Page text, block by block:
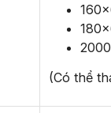
(Có thể